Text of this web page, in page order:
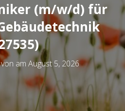
(m/w/d) für
am August 5, 2026